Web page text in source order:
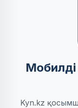
Kyn.kz